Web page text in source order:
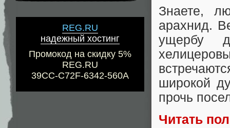
REG.RU
надежный хостинг
Промокод на скидку 5%
REG.RU
39CC-C72F-6342-560A
Знаете,
арахнид.
ущербу
широкой
прочь
Читать